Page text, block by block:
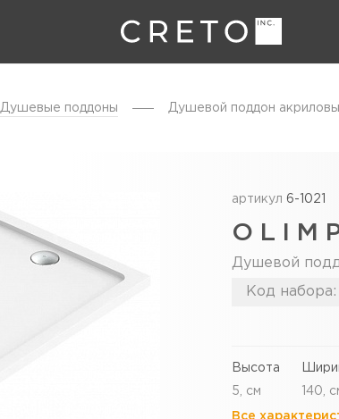
Душевые поддоны Душевой поддон
артикул 6-1021
Душевой
Код набора:
Высота
5, см 140,
Все